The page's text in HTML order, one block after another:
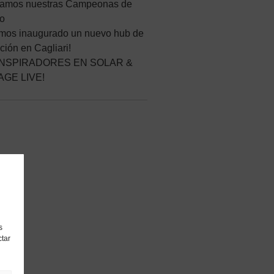
nuestras Campeonas de
inaugurado un nuevo hub de
en Cagliari!
EN SOLAR &
LIVE!